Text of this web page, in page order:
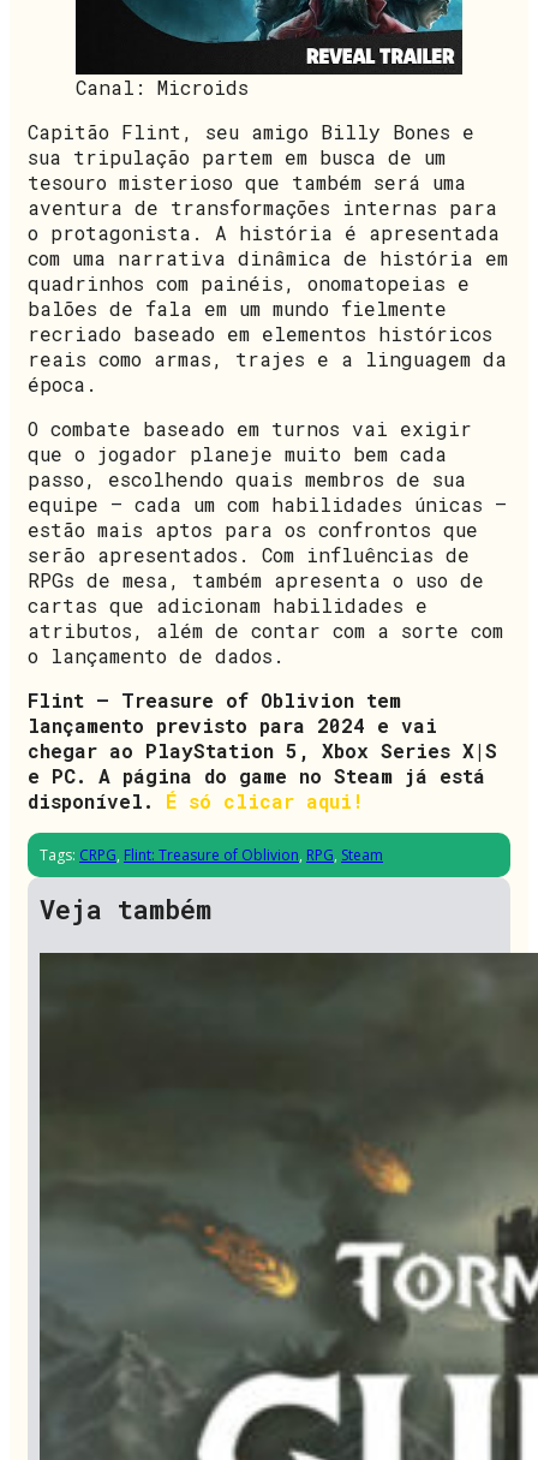
Canal: Microids
Capitão Flint, seu amigo Billy Bones e
sua tripulação partem em busca de um
tesouro misterioso que também será uma
aventura de transformações internas para
o protagonista. A história é apresentada
com uma narrativa dinâmica de história em
quadrinhos com painéis, onomatopeias e
balões de fala em um mundo fielmente
recriado baseado em elementos históricos
reais como armas, trajes e a linguagem da
época.
O combate baseado em turnos vai exigir
que o jogador planeje muito bem cada
passo, escolhendo quais membros de sua
equipe – cada um com habilidades únicas –
estão mais aptos para os confrontos que
serão apresentados. Com influências de
RPGs de mesa, também apresenta o uso de
cartas que adicionam habilidades e
atributos, além de contar com a sorte com
o lançamento de dados.
Flint – Treasure of Oblivion tem
lançamento previsto para 2024 e vai
chegar ao PlayStation 5, Xbox Series X|S
e PC. A página do game no Steam já está
disponível. É só clicar aqui!
Tags: CRPG, Flint: Treasure of Oblivion, RPG, Steam
Veja também